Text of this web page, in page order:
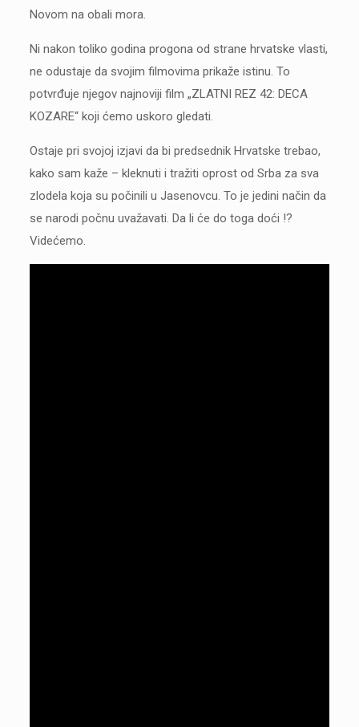
Novom na obali mora.
Ni nakon toliko godina progona od strane hrvatske vlasti,
ne odustaje da svojim filmovima prikaže istinu. To
potvrđuje njegov najnoviji film „ZLATNI REZ 42: DECA
KOZARE“ koji ćemo uskoro gledati.
Ostaje pri svojoj izjavi da bi predsednik Hrvatske trebao,
kako sam kaže – kleknuti i tražiti oprost od Srba za sva
zlodela koja su počinili u Jasenovcu. To je jedini način da
se narodi počnu uvažavati. Da li će do toga doći !?
Videćemo.